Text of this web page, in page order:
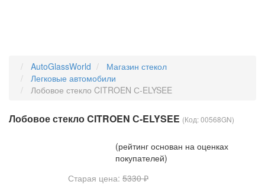
AutoGlassWorld
Магазин стекол
Легковые автомобили
Лобовое стекло CITROEN С-ELYSEE
Лобовое стекло CITROEN С-ELYSEE (Код:00568GN)
(рейтинг основан на оценках
покупателей)
Старая цена: 5330 ₽